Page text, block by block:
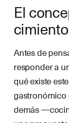
El
Antes de
responder a
qué existe
gastronómico
demás